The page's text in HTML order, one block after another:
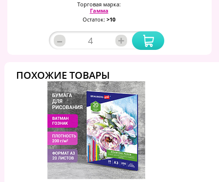
Торговая марка:
Гамма
Остаток: >10
– +
ПОХОЖИЕ ТОВАРЫ